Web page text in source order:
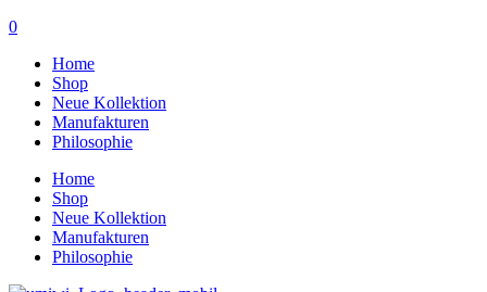
0
Home
Shop
Neue Kollektion
Manufakturen
Philosophie
Home
Shop
Neue Kollektion
Manufakturen
Philosophie